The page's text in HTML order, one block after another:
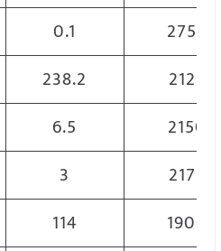
0.1
2750
238.2
2125
6.5
2150
3
2175
114
1900